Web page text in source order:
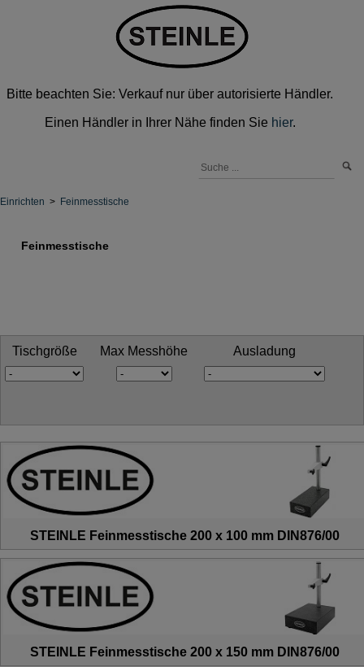
Bitte beachten Sie: Verkauf nur über autorisierte Händler.
Einen Händler in Ihrer Nähe finden Sie hier.
Einrichten > Feinmesstische
Feinmesstische
Tischgröße Max Messhöhe Ausladung
STEINLE Feinmesstische 200 x 100 mm DIN876/00
STEINLE Feinmesstische 200 x 150 mm DIN876/00